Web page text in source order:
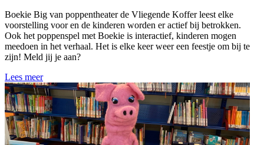
Boekie Big van poppentheater de Vliegende Koffer leest elke
voorstelling voor en de kinderen worden er actief bij betrokken.
Ook het poppenspel met Boekie is interactief, kinderen mogen
meedoen in het verhaal. Het is elke keer weer een feestje om bij te
zijn! Meld jij je aan?
Lees meer